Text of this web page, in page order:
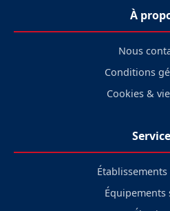
À
Nous
Conditions
Cookies &
Équipements